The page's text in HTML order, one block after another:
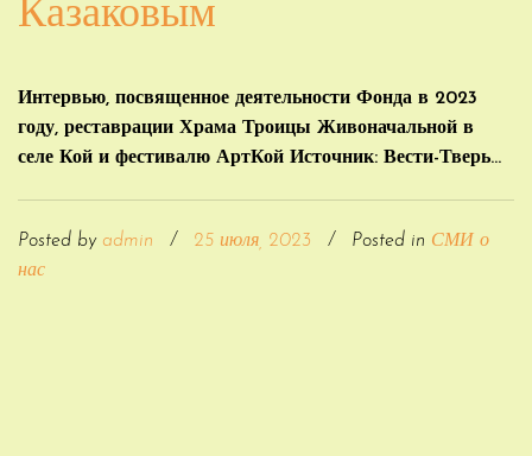
Казаковым
Интервью, посвященное деятельности Фонда в 2023
году, реставрации Храма Троицы Живоначальной в
селе Кой и фестивалю АртКой Источник: Вести-Тверь...
Posted by admin / 25 июля, 2023 / Posted in СМИ о
нас